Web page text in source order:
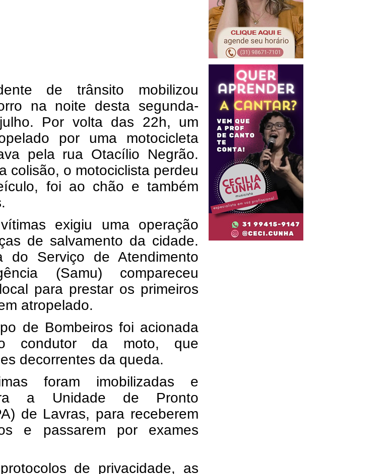
de trânsito mobilizou
na noite desta segunda-
Por volta das 22h, um
por uma motocicleta
pela rua Otacílio Negrão.
colisão, o motociclista perdeu
foi ao chão e também
exigiu uma operação
de salvamento da cidade.
do Serviço de Atendimento
(Samu) compareceu
para prestar os primeiros
atropelado.
de Bombeiros foi acionada
condutor da moto, que
decorrentes da queda.
foram imobilizadas e
a Unidade de Pronto
de Lavras, para receberem
e passarem por exames
de privacidade, as